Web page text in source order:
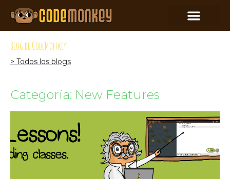
Blog de CodeMonkey
> Todos los blogs
Categoría: New Features